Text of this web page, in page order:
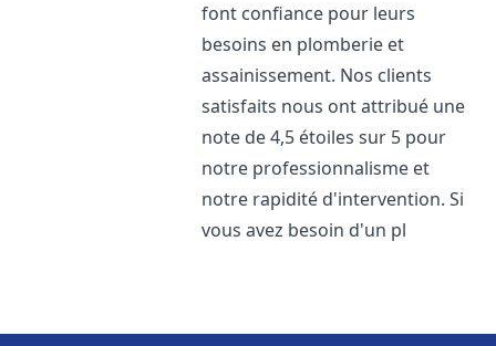
font confiance pour leurs
besoins en plomberie et
assainissement. Nos clients
satisfaits nous ont attribué une
note de 4,5 étoiles sur 5 pour
notre professionnalisme et
notre rapidité d'intervention. Si
vous avez besoin d'un pl